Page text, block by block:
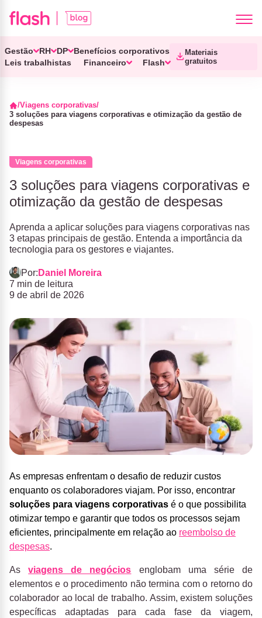
Gestão RH DP
Benefícios corporativos
Leis trabalhistas
Financeiro Flash
Materiais
gratuitos
Viagens corporativas
3 soluções para viagens corporativas e otimização da gestão de
despesas
Viagens corporativas
3 soluções para viagens corporativas e
otimização da gestão de despesas
Aprenda a aplicar soluções para viagens corporativas nas
3 etapas principais de gestão. Entenda a importância da
tecnologia para os gestores e viajantes.
Por: Daniel Moreira
7 min de leitura
9 de abril de 2026
As empresas enfrentam o desafio de reduzir custos
enquanto os colaboradores viajam. Por isso, encontrar
soluções para viagens corporativas é o que possibilita
otimizar tempo e garantir que todos os processos sejam
eficientes, principalmente em relação ao reembolso de
despesas.
Asviagens de negócios englobam uma série de
elementos e o procedimento não termina com o retorno do
colaborador ao local de trabalho. Assim, existem soluções
específicas adaptadas para cada fase da viagem,